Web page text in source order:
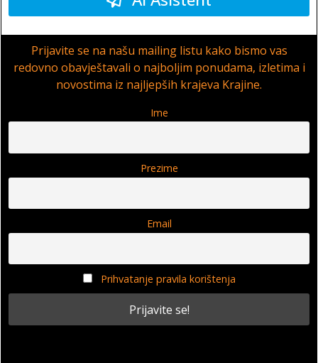
Prijavite se na našu mailing listu kako bismo vas
redovno obavještavali o najboljim ponudama, izletima i
novostima iz najljepših krajeva Krajine.
Ime
Prezime
Email
Prihvatanje pravila korištenja